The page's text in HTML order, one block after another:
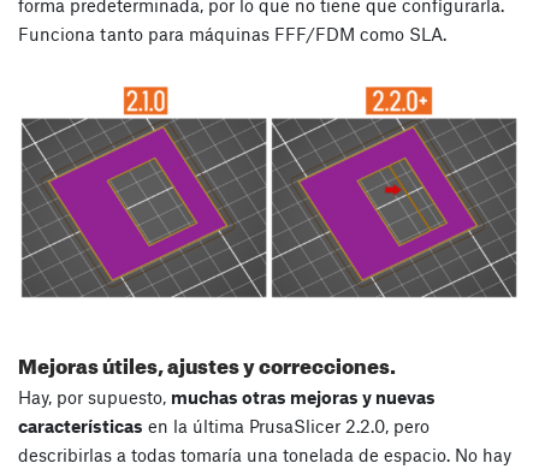
Funciona tanto para máquinas FFF/FDM como SLA.
Mejoras útiles, ajustes y correcciones.
Hay, por supuesto, muchas otras mejoras y nuevas
características en la última PrusaSlicer 2.2.0, pero
describirlas a todas tomaría una tonelada de espacio. No hay